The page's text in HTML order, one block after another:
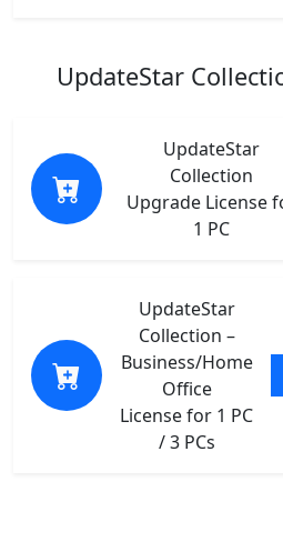
UpdateStar
UpdateStar
Collection
Upgrade License
1 PC
UpdateStar
Collection –
Business/Home
Office
License for 1 PC
/ 3 PCs